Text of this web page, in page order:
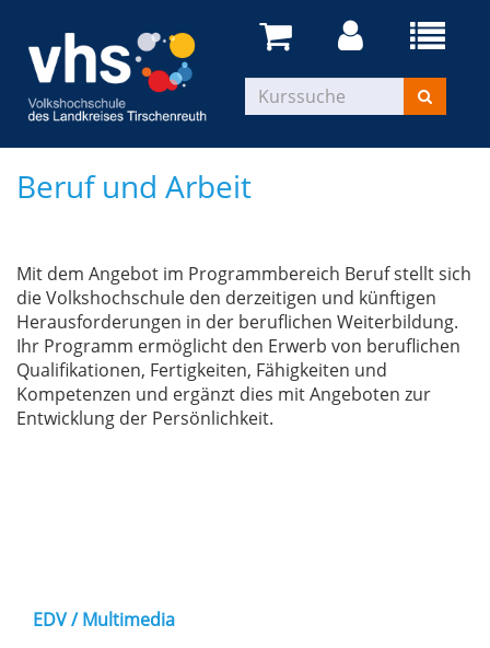
Beruf und Arbeit
Mit dem Angebot im Programmbereich Beruf stellt sich
die Volkshochschule den derzeitigen und künftigen
Herausforderungen in der beruflichen Weiterbildung.
Ihr Programm ermöglicht den Erwerb von beruflichen
Qualifikationen, Fertigkeiten, Fähigkeiten und
Kompetenzen und ergänzt dies mit Angeboten zur
Entwicklung der Persönlichkeit.
EDV / Multimedia